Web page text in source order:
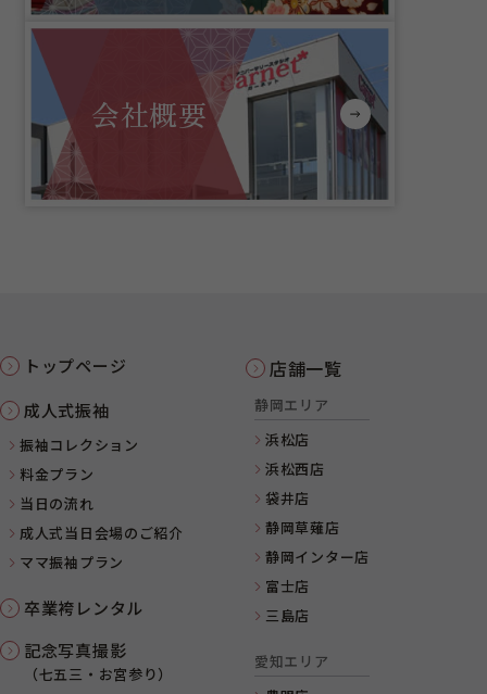
会社概要
トップページ
成人式振袖
振袖コレクション
料金プラン
当日の流れ
成人式当日会場のご紹介
ママ振袖プラン
卒業袴レンタル
記念写真撮影
（七五三・お宮参り）
店舗一覧
静岡エリア
浜松店
浜松西店
袋井店
静岡草薙店
静岡インター店
富士店
三島店
愛知エリア